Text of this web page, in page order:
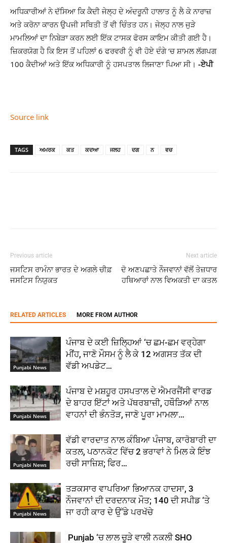
ਅਧਿਕਾਰੀਆਂ ਨੇ ਦੱਸਿਆ ਕਿ ਕੈਦੀ ਜੇਲ੍ਹ ਦੇ ਅੰਦਰੂਨੀ ਹਾਲਾਤ ਨੂੰ ਲੈ ਕੇ ਨਾਰਾਜ਼
ਅਤੇ ਕਰੋਨਾ ਕਾਰਨ ਉਪਜੀ ਸਥਿਤੀ ਤੋਂ ਵੀ ਚਿੰਤਤ ਹਨ। ਜੇਲ੍ਹ ਨਾਲ ਜੁੜੇ
ਮਾਮਲਿਆਂ ਦਾ ਨਿਬੇੜਾ ਕਰਨ ਲਈ ਇੱਕ ਟਾਸਕ ਫੋਰਸ ਕਾਇਮ ਕੀਤੀ ਗਈ ਹੈ।
ਜ਼ਿਕਰਯੋਗ ਹੈ ਕਿ ਇਸ ਤੋਂ ਪਹਿਲਾਂ 6 ਫਰਵਰੀ ਨੂੰ ਵੀ ਹੋਏ ਦੰਗੇ ‘ਚ ਸ਼ਾਮਲ ਲੱਗਪਗ
100 ਕੈਦੀਆਂ ਅਤੇ ਇੱਕ ਅਧਿਕਾਰੀ ਨੂੰ ਹਸਪਤਾਲ ਲਿਜਾਣਾ ਪਿਆ ਸੀ। -ਏਪੀ
Source link
TAGS ਅਮਰਕ ਕਤ ਕਦਆ ਜਲਹ ਦਗ ਨ ਵਚ
Previous article
ਜਸਟਿਸ ਰਾਮੰਨਾ ਭਾਰਤ ਦੇ ਅਗਲੇ ਚੀਫ਼
ਜਸਟਿਸ ਨਿਯੁਕਤ
Next article
ਦੋ‌ ਅਣਪਛਾਤੇ ਨੌਜਵਾਨਾਂ ਵੱਲੋਂ ਤੇਜ਼ਧਾਰ
ਹਥਿਆਰਾਂ ਨਾਲ ਵਿਅਕਤੀ ਦਾ ਕਤਲ
RELATED ARTICLES MORE FROM AUTHOR
Punjabi News
ਪੰਜਾਬ ਦੇ ਕਈ ਜ਼ਿਲ੍ਹਿਆਂ ‘ਚ ਛਮ-ਛਮ ਵਰ੍ਹੇਗਾ
ਮੀਂਹ, ਜਾਣੋ ਮੌਸਮ ਨੂੰ ਲੈ ਕੇ 12 ਅਗਸਤ ਤੱਕ ਦੀ
ਵੱਡੀ ਅਪਡੇਟ…
Punjabi News
ਪੰਜਾਬ ਦੇ ਮਸ਼ਹੂਰ ਹਸਪਤਾਲ ਦੇ ਐਮਰਜੈਂਸੀ ਵਾਰਡ
ਦੇ ਬਾਹਰ ਇੱਟਾਂ ਅਤੇ ਪੱਥਰਬਾਜ਼ੀ, ਹਥੌੜਿਆਂ ਨਾਲ
ਵਾਹਨਾਂ ਦੀ ਭੰਨਤੋੜ, ਜਾਣੋ ਪੂਰਾ ਮਾਮਲਾ…
Punjabi News
ਵੱਡੀ ਵਾਰਦਾਤ ਨਾਲ ਕੰਬਿਆ ਪੰਜਾਬ, ਕਾਰੋਬਾਰੀ ਦਾ
ਕਤਲ, ਪਠਾਨਕੋਟ ਵਿੱਚ 2 ਭਰਾਵਾਂ ਨੇ ਮਿਲ ਕੇ ਇੰਝ
ਰਚੀ ਸਾਜ਼ਿਸ਼; ਫਿਰ…
Punjabi News
ਤੜਕਸਾਰ ਵਾਪਰਿਆ ਭਿਆਨਕ ਹਾਦਸਾ, 3
ਨੌਜਵਾਨਾਂ ਦੀ ਦਰਦਨਾਕ ਮੌਤ; 140 ਦੀ ਸਪੀਡ ‘ਤੇ
ਜਾ ਰਹੀ ਕਾਰ ਦੇ ਉੱਡੇ ਪਰਖੱਚੇ
Punjab ‘ਚ ਲਾਲ ਚੂੜੇ ਵਾਲੀ ਨਕਲੀ SHO